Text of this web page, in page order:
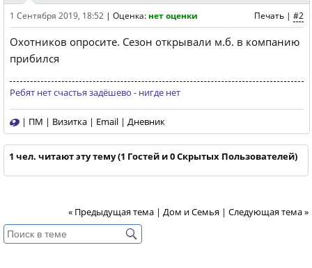
Печать | #2
1 Сентября 2019, 18:52 | Оценка: нет оценки
Охотников опросите. Сезон открывали м.б. в компанию
прибился
Ребят нет счастья задёшево - нигде нет
| ПМ | Визитка | Email | Дневник
1 чел. читают эту тему (1 Гостей и 0 Скрытых Пользователей)
« Предыдущая тема | Дом и Семья | Следующая тема »